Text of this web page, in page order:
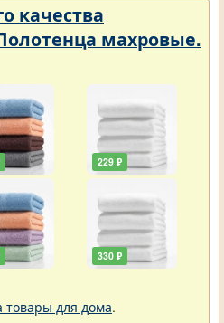
качества
махровые.
229 ₽
330 ₽
товары для дома.